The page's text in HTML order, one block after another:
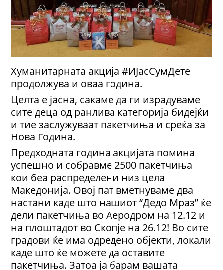
Хуманитарната акција #ИЈасСумДете
продолжува и оваа година.
Целта е јасна, сакаме да ги израдуваме
сите деца од ранлива категорија бидејќи
и тие заслужуваат пакетчиња и среќа за
Нова Година.
Предходната година акцијата помина
успешно и собравме 2500 пакетчиња
кои беа распределени низ цела
Македонија. Овој пат вметнуваме два
настани каде што нашиот “Дедо Мраз” ќе
дели пакетчиња во Аеродром на 12.12 и
на плоштадот во Скопје на 26.12! Во сите
градови ќе има одредено објекти, локали
каде што ќе можете да оставите
пакетчиња. Затоа ја барам вашата